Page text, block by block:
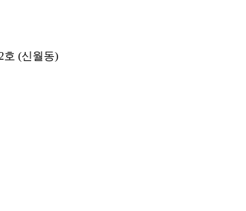
호 (신월동)